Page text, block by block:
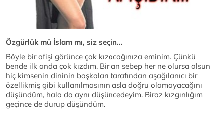
Özgürlük mü İslam mı, siz seçin…
Böyle bir afişi görünce çok kızacağınıza eminim. Çünkü
bende ilk anda çok kızdım. Bir an sebep her ne olursa olsun
hiç kimsenin dininin başkaları tarafından aşağılanıcı bir
özellikmiş gibi kullanılmasının asla doğru olamayacağını
düşündüm, hala da aynı düşüncedeyim. Biraz kızgınlığım
geçince de durup düşündüm.